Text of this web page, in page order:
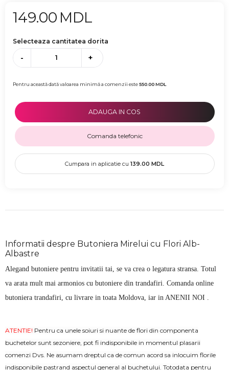
149.00 MDL
Selecteaza cantitatea dorita
- +
Pentru această dată valoarea minimă a comenzii este550.00MDL
ADAUGA IN COS
Comanda telefonic
Cumpara in aplicatie cu 139.00 MDL
Informatii despre Butoniera Mirelui cu Flori Alb-
Albastre
Alegand butoniere pentru invitatii tai, se va crea o legatura stransa. Totul
va arata mult mai armonios cu butoniere din trandafiri. Comanda online
butoniera trandafiri, cu livrare in toata Moldova, iar in ANENII NOI .
ATENTIE! Pentru ca unele soiuri si nuante de flori din componenta
buchetelor sunt sezoniere, pot fi indisponibile in momentul plasarii
comenzi Dvs. Ne asumam dreptul ca de comun acord sa inlocuim florile
indisponibile pastrand aspectul general al buchetului. Totodata pentru